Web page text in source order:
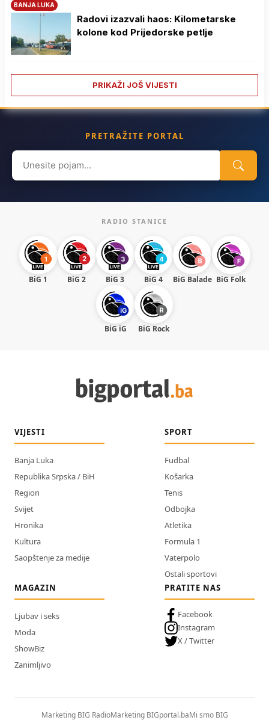
BANJA LUKA
Radovi izazvali haos: Kilometarske
kolone kod Prijedorske petlje
PRIKAŽI JOŠ VIJESTI
PRETRAŽITE PORTAL
Search
for:
RADIO STANICE
BiG 1 BiG 2 BiG 3 BiG 4 BiG Balade BiG Folk
BiG iG BiG Rock
VIJESTI
Banja Luka
Republika Srpska / BiH
Region
Svijet
Hronika
Kultura
Saopštenje za medije
SPORT
Fudbal
Košarka
Tenis
Odbojka
Atletika
Formula 1
Vaterpolo
Ostali sportovi
MAGAZIN
Ljubav i seks
Moda
ShowBiz
Zanimljivo
PRATITE NAS
Facebook
Instagram
X / Twitter
Marketing BIG RadioMarketing BIGportal.baMi smo BIG